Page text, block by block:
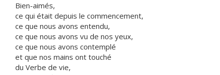
Bien-aimés,
ce qui était depuis le commencement,
ce que nous avons entendu,
ce que nous avons vu de nos yeux,
ce que nous avons contemplé
et que nos mains ont touché
du Verbe de vie,